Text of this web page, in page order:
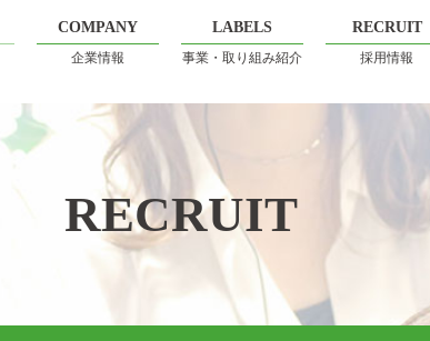
COMPANY
企業情報
LABELS
事業・取り組み紹介
RECRUIT
採用情報
RECRUIT